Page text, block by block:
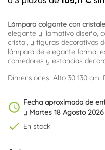
Lámpara colgante con
elegante y llamativo diseño,
cristal, y figuras decorativas
lámpara de elegante forma,
comedores y estancias
Dimensiones: Alto 30-130 cm.
schedule Fecha aproximada de
y Martes 18 Agosto 2026
check En stock